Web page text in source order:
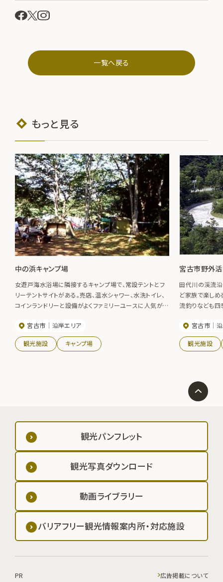
一覧へ戻る
もっと見る
中の浜キャンプ場
女遊戸海水浴場に隣接するキャンプ場で、常設テントとフ
リーテントサイトがある。売店、温水シャワー、水洗トイレ、
コインランドリーと設備がよくファミリーユースに人気が高
る。食材セットも予約すれば購入できる。シーカヤックの講
習も受けられるのでトライしてみよう（有料）。
宮古市 沿岸エリア
観光施設 キャンプ場
宮古市野外活
田代川の渓流沿
ど家族で楽しめ
流釣りなども四
課 電話
宮古市
観光施設
観光パンフレット
観光写真ダウンロード
動画ライブラリー
バリアフリー観光情報案内所・対応施設
PR 広告掲載について